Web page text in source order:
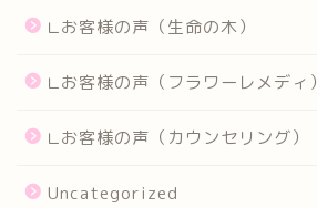
∟お客様の声（生命の木）
∟お客様の声（フラワーレメディ）
∟お客様の声（カウンセリング）
Uncategorized